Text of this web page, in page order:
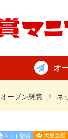
オ
簡
毎
オープン懸賞 ネ
ネット懸賞 大量当選